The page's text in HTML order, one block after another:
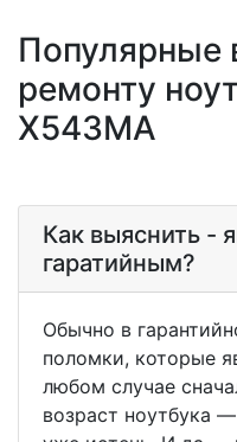
Популярные
ремонту
X543MA
Как выяснить -
гаратийным?
Обычно в
поломки, которые
любом случае
возраст ноутбука